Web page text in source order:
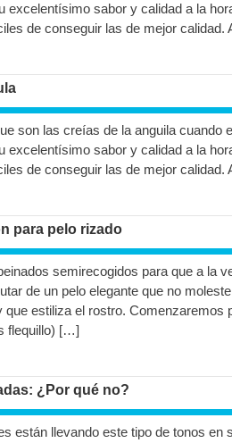
excelentísimo sabor y calidad a la
de conseguir las de mejor
son las creías de la anguila cuando
excelentísimo sabor y calidad a la
de conseguir las de mejor
para pelo rizado
semirecogidos para que a la
de un pelo elegante que no
que estiliza el rostro. Comenzaremos
flequillo) […]
¿Por qué no?
están llevando este tipo de tonos en